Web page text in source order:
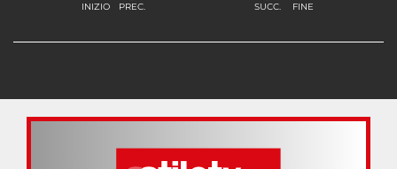
INIZIO PREC. SUCC. FINE